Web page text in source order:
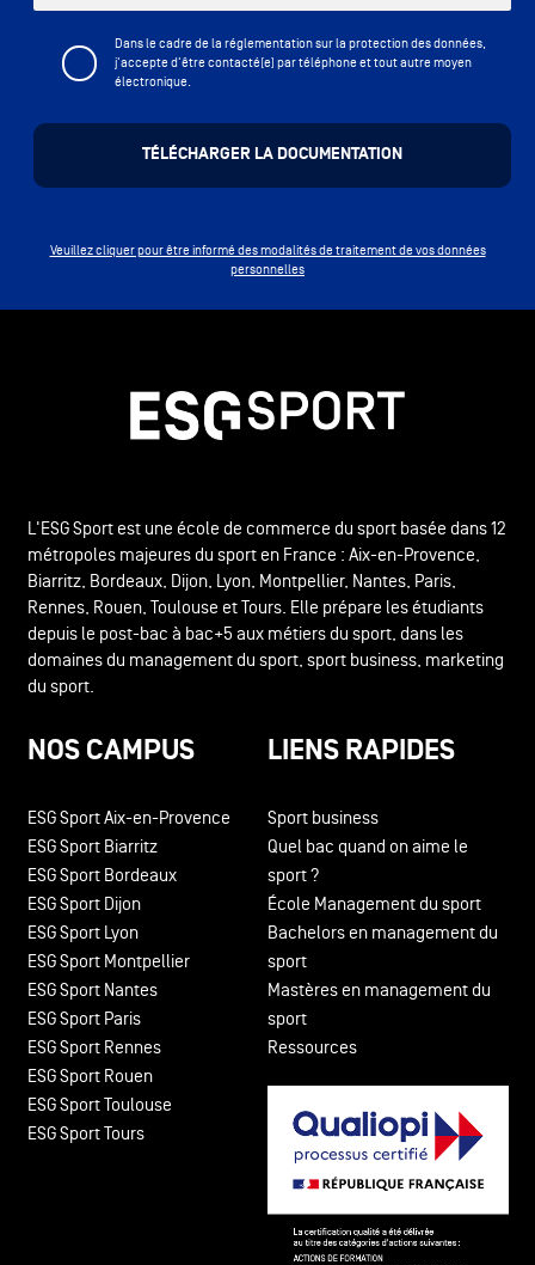
Dans le cadre de la réglementation sur la protection des données,
j'accepte d'être contacté(e) par téléphone et tout autre moyen
électronique.
Veuillez cliquer pour être informé des modalités de traitement de vos données
personnelles
L'ESG Sport est une école de commerce du sport basée dans 12
métropoles majeures du sport en France : Aix-en-Provence,
Biarritz, Bordeaux, Dijon, Lyon, Montpellier, Nantes, Paris,
Rennes, Rouen, Toulouse et Tours. Elle prépare les étudiants
depuis le post-bac à bac+5 aux métiers du sport, dans les
domaines du management du sport, sport business, marketing
du sport.
NOS CAMPUS
ESG Sport Aix-en-Provence
ESG Sport Biarritz
ESG Sport Bordeaux
ESG Sport Dijon
ESG Sport Lyon
ESG Sport Montpellier
ESG Sport Nantes
ESG Sport Paris
ESG Sport Rennes
ESG Sport Rouen
ESG Sport Toulouse
ESG Sport Tours
LIENS RAPIDES
Sport business
Quel bac quand on aime le
sport ?
École Management du sport
Bachelors en management du
sport
Mastères en management du
sport
Ressources